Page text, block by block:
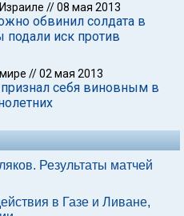
//08 мая 2013
обвинил солдата в
подали иск против
//02 мая 2013
себя виновным в
Результаты матчей
в Газе и Ливане,